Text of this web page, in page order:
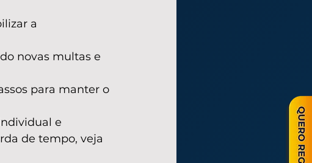
a
novas multas e
para manter o
e
de tempo, veja